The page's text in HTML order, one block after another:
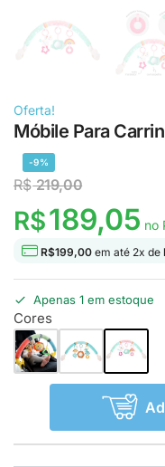
Oferta!
Móbile Para
-9%
R$219,00
R$189,05 no
R$199,00 em até 2x de
Apenas 1 em estoque
Cores